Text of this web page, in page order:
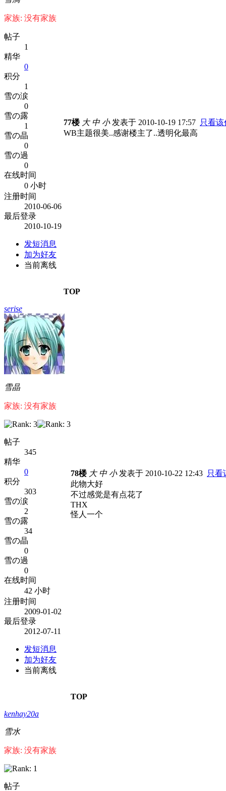
家族: 没有家族
帖子
1
精华
0
积分
1
雪の涙
0
雪の露
1
雪の晶
0
雪の過
0
在线时间
0 小时
注册时间
2010-06-06
最后登录
2010-10-19
发短消息
加为好友
当前离线
77楼 大 中 小发表于 2010-10-19 17:57 只看该
WB主题很美..感谢楼主了..透明化最高
TOP
serise
雪晶
家族: 没有家族
帖子
345
精华
0
积分
303
雪の涙
2
雪の露
34
雪の晶
0
雪の過
0
在线时间
42 小时
注册时间
2009-01-02
最后登录
2012-07-11
发短消息
加为好友
当前离线
78楼 大 中 小发表于 2010-10-22 12:43 只看
此物大好
不过感觉是有点花了
THX
怪人一个
TOP
kenhay20a
雪水
家族: 没有家族
帖子